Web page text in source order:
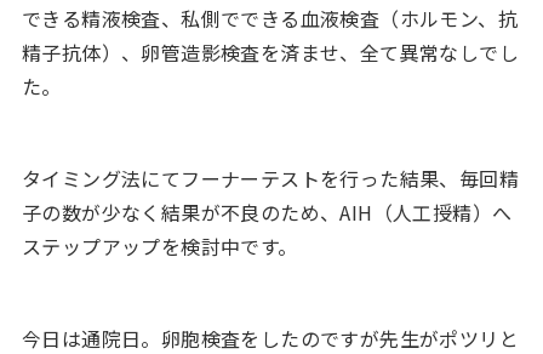
できる精液検査、私側でできる血液検査（ホルモン、抗
精子抗体）、卵管造影検査を済ませ、全て異常なしでし
た。
タイミング法にてフーナーテストを行った結果、毎回精
子の数が少なく結果が不良のため、AIH（人工授精）へ
ステップアップを検討中です。
今日は通院日。卵胞検査をしたのですが先生がポツリと